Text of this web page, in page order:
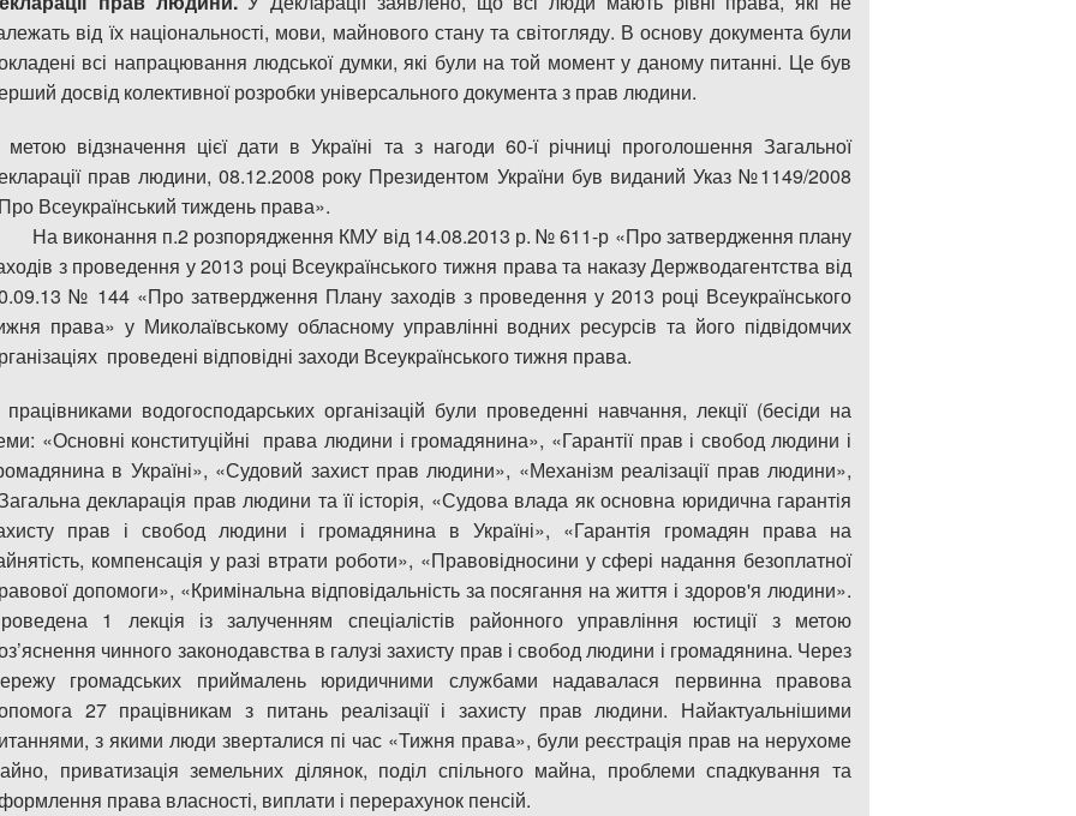
від їх національності, мови, майнового стану та світогляду. В основу документа були
всі напрацювання людської думки, які були на той момент у даному питанні. Це був
досвід колективної розробки універсального документа з прав людини.
відзначення цієї дати в Україні та з нагоди 60-ї річниці проголошення Загальної
прав людини, 08.12.2008 року Президентом України був виданий Указ №1149/2008
Всеукраїнський тиждень права».
На виконання п.2 розпорядження КМУ від 14.08.2013 р. № 611-р «Про затвердження плану
з проведення у 2013 році Всеукраїнського тижня права та наказу Держводагентства від
№ 144 «Про затвердження Плану заходів з проведення у 2013 році Всеукраїнського
права» у Миколаївському обласному управлінні водних ресурсів та його підвідомчих
проведені відповідні заходи Всеукраїнського тижня права.
водогосподарських організацій були проведенні навчання, лекції (бесіди на
«Основні конституційні права людини і громадянина», «Гарантії прав і свобод людини і
в Україні», «Судовий захист прав людини», «Механізм реалізації прав людини»,
декларація прав людини та її історія, «Судова влада як основна юридична гарантія
прав і свобод людини і громадянина в Україні», «Гарантія громадян права на
компенсація у разі втрати роботи», «Правовідносини у сфері надання безоплатної
допомоги», «Кримінальна відповідальність за посягання на життя і здоров'я людини».
1 лекція із залученням спеціалістів районного управління юстиції з метою
чинного законодавства в галузі захисту прав і свобод людини і громадянина. Через
громадських приймалень юридичними службами надавалася первинна правова
27 працівникам з питань реалізації і захисту прав людини. Найактуальнішими
з якими люди зверталися пі час «Тижня права», були реєстрація прав на нерухоме
приватизація земельних ділянок, поділ спільного майна, проблеми спадкування та
права власності, виплати і перерахунок пенсій.